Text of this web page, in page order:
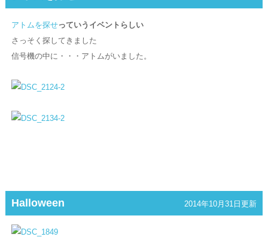
アトムを探せっていうイベントらしい
さっそく探してきました
信号機の中に・・・アトムがいました。
Halloween 2014年10月31日更新